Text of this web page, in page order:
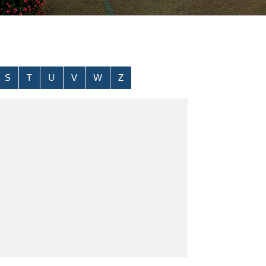
S T U V W Z